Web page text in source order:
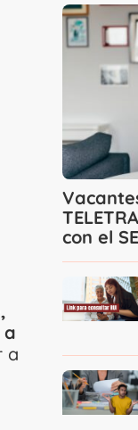
a
a
con el